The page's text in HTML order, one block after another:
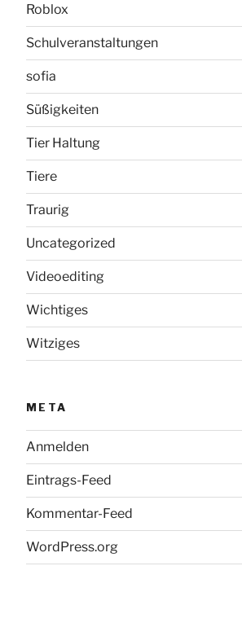
Roblox
Schulveranstaltungen
sofia
Süßigkeiten
Tier Haltung
Tiere
Traurig
Uncategorized
Videoediting
Wichtiges
Witziges
META
Anmelden
Eintrags-Feed
Kommentar-Feed
WordPress.org